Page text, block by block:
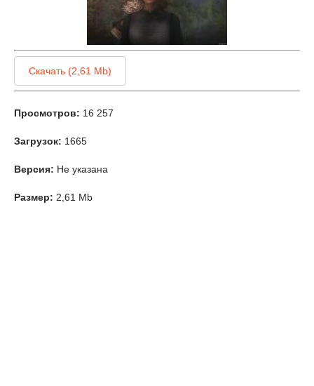
Скачать (2,61 Mb)
Просмотров: 16 257
Загрузок: 1665
Версия: Не указана
Размер: 2,61 Mb